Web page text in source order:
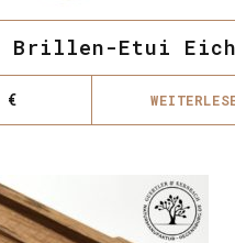
Brillen-Etui
€